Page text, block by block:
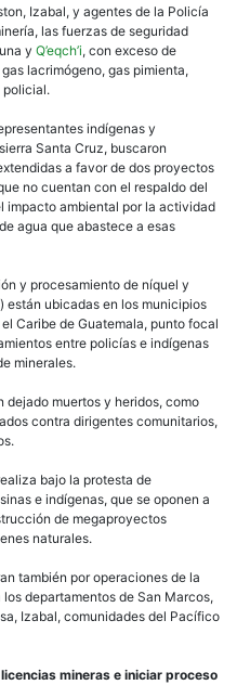
Izabal, y agentes de la Policía
las fuerzas de seguridad
y Q’eqch’i, con exceso de
lacrimógeno, gas pimienta,
policial.
indígenas y
Santa Cruz, buscaron
a favor de dos proyectos
no cuentan con el respaldo del
impacto ambiental por la actividad
agua que abastece a esas
y procesamiento de níquel y
están ubicadas en los municipios
Caribe de Guatemala, punto focal
entre policías e indígenas
minerales.
muertos y heridos, como
contra dirigentes comunitarios,
bajo la protesta de
e indígenas, que se oponen a
de megaproyectos
naturales.
también por operaciones de la
departamentos de San Marcos,
Izabal, comunidades del Pacífico
mineras e iniciar proceso